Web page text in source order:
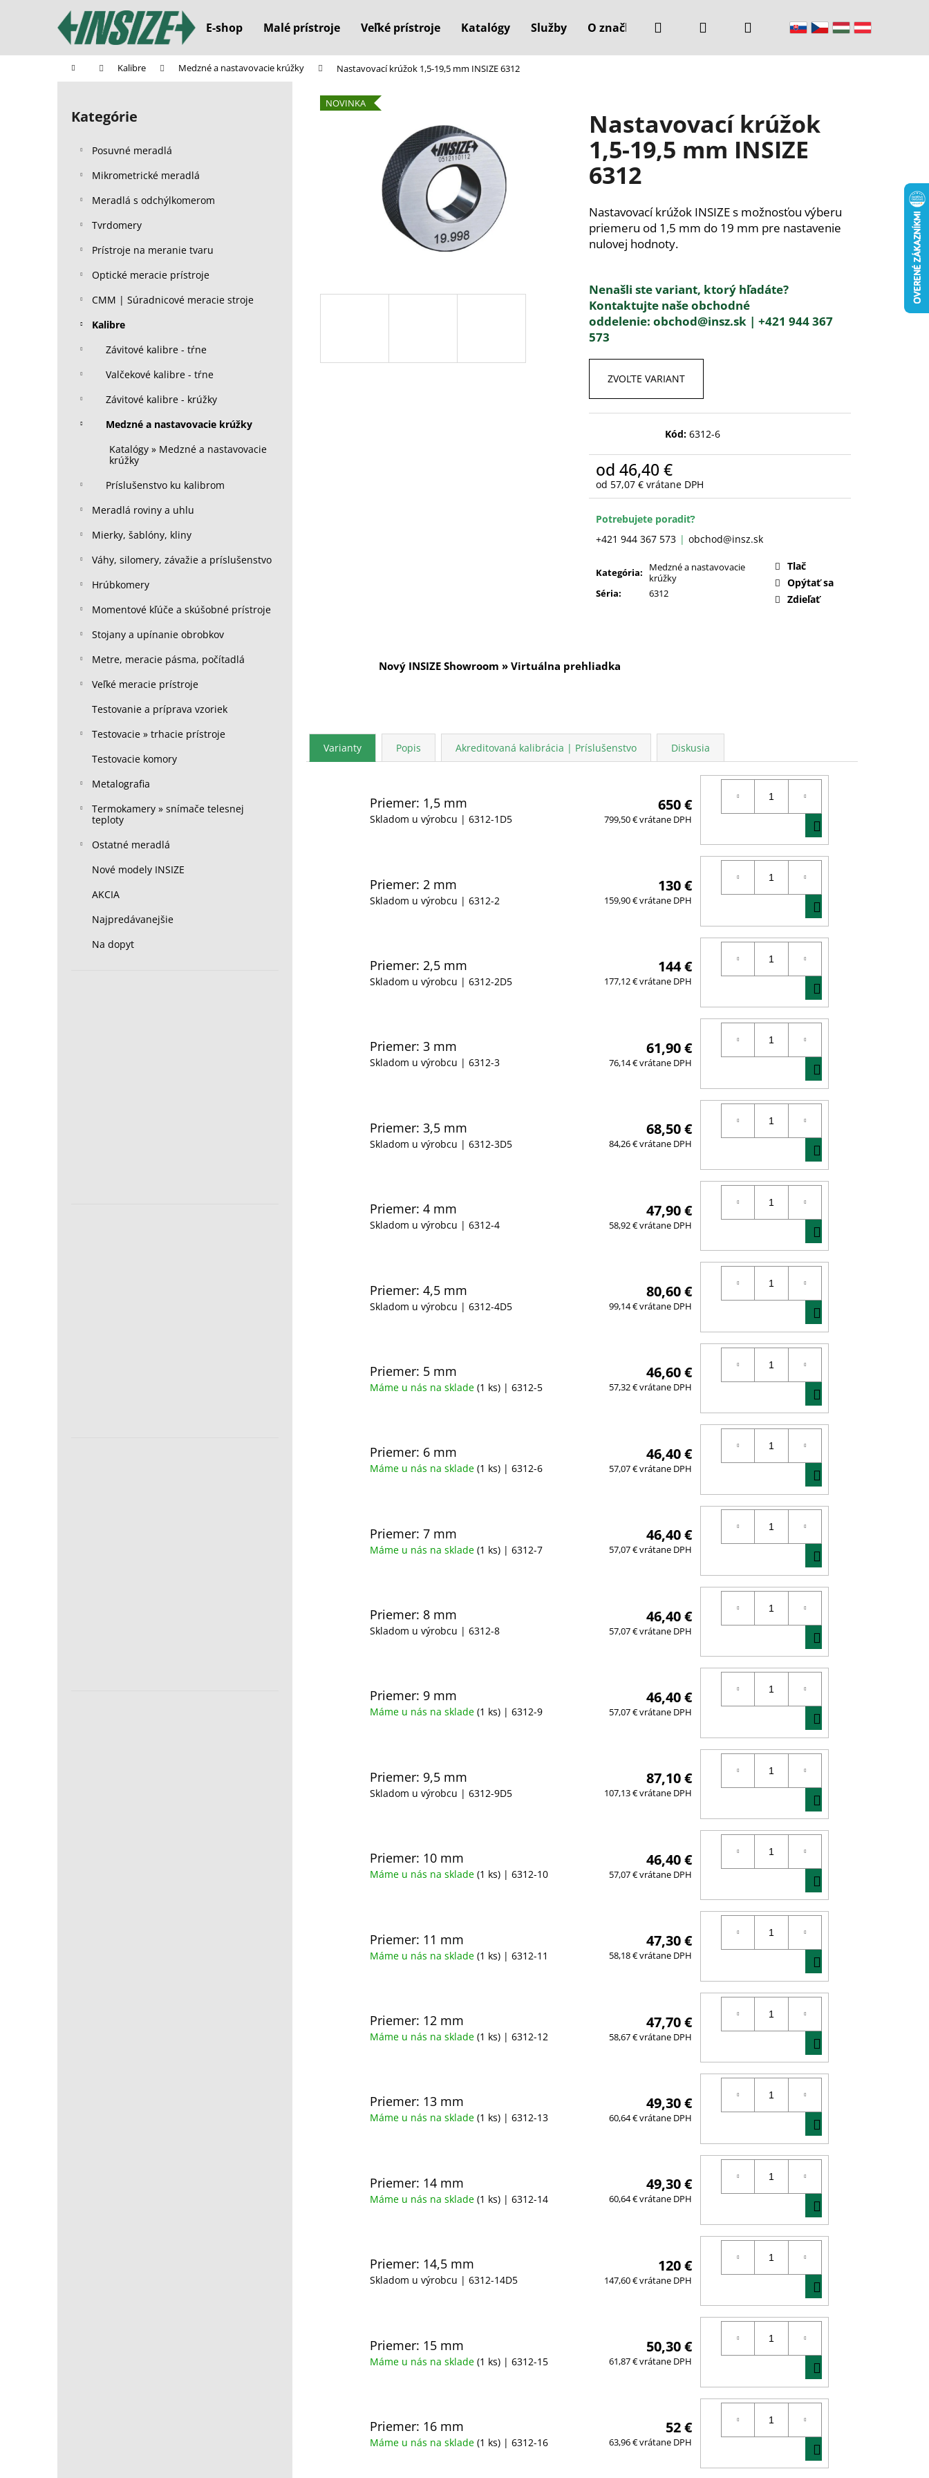
E-shop Malé prístroje Veľké prístroje Katalógy Služby O značke Kontakty
Hľadať PrihlásenieNákupný
Domov Kalibre Medzné a nastavovacie krúžky Nastavovací krúžok 1,5-19,5 mm INSIZE 6312
B
Preskočiť
kategórie
Kategórie
Posuvné meradlá
Mikrometrické meradlá
Meradlá s odchýlkomerom
Tvrdomery
Prístroje na meranie tvaru
Optické meracie prístroje
CMM | Súradnicové meracie stroje
Kalibre
Závitové kalibre - tŕne
Valčekové kalibre - tŕne
Závitové kalibre - krúžky
Medzné a nastavovacie krúžky
Katalógy » Medzné a nastavovacie
krúžky
Príslušenstvo ku kalibrom
Meradlá roviny a uhlu
Mierky, šablóny, kliny
Váhy, silomery, závažie a príslušenstvo
Hrúbkomery
Momentové kľúče a skúšobné prístroje
Stojany a upínanie obrobkov
Metre, meracie pásma, počítadlá
Veľké meracie prístroje
Testovanie a príprava vzoriek
Testovacie » trhacie prístroje
Testovacie komory
Metalografia
Termokamery » snímače telesnej
teploty
Ostatné meradlá
Nové modely INSIZE
AKCIA
Najpredávanejšie
Na dopyt
Nastavovací krúžok
1,5-19,5 mm INSIZE
6312
Nastavovací krúžok INSIZE s možnosťou výberu
priemeru od 1,5 mm do 19 mm pre nastavenie
nulovej hodnoty.
Nenašli ste variant, ktorý hľadáte?
Kontaktujte naše obchodné
oddelenie: obchod@insz.sk | +421 944 367
573
ZVOĽTE VARIANT
Kód: 6312-6
od 46,40 €
od 57,07 € vrátane DPH
Jednotková
Potrebujete poradiť?
+421 944 367 573
obchod@insz.sk
Kategória:
Medzné a nastavovacie
krúžky
Séria: 6312
Tlač
Opýtať sa
Zdieľať
NOVINKA
Nový INSIZE Showroom » Virtuálna prehliadka
Varianty Popis Akreditovaná kalibrácia | Príslušenstvo Diskusia
Priemer: 1,5 mm
Skladom u výrobcu | 6312-1D5
650 €
799,50 € vrátane DPH
KOŠÍKA
Priemer: 2 mm
Skladom u výrobcu | 6312-2
130 €
159,90 € vrátane DPH
KOŠÍKA
Priemer: 2,5 mm
Skladom u výrobcu | 6312-2D5
144 €
177,12 € vrátane DPH
KOŠÍKA
Priemer: 3 mm
Skladom u výrobcu | 6312-3
61,90 €
76,14 € vrátane DPH
KOŠÍKA
Priemer: 3,5 mm
Skladom u výrobcu | 6312-3D5
68,50 €
84,26 € vrátane DPH
KOŠÍKA
Priemer: 4 mm
Skladom u výrobcu | 6312-4
47,90 €
58,92 € vrátane DPH
KOŠÍKA
Priemer: 4,5 mm
Skladom u výrobcu | 6312-4D5
80,60 €
99,14 € vrátane DPH
KOŠÍKA
Priemer: 5 mm
Máme u nás na sklade (1 ks) | 6312-5
46,60 €
57,32 € vrátane DPH
KOŠÍKA
Priemer: 6 mm
Máme u nás na sklade (1 ks) | 6312-6
46,40 €
57,07 € vrátane DPH
KOŠÍKA
Priemer: 7 mm
Máme u nás na sklade (1 ks) | 6312-7
46,40 €
57,07 € vrátane DPH
KOŠÍKA
Priemer: 8 mm
Skladom u výrobcu | 6312-8
46,40 €
57,07 € vrátane DPH
KOŠÍKA
Priemer: 9 mm
Máme u nás na sklade (1 ks) | 6312-9
46,40 €
57,07 € vrátane DPH
KOŠÍKA
Priemer: 9,5 mm
Skladom u výrobcu | 6312-9D5
87,10 €
107,13 € vrátane DPH
KOŠÍKA
Priemer: 10 mm
Máme u nás na sklade (1 ks) | 6312-10
46,40 €
57,07 € vrátane DPH
KOŠÍKA
Priemer: 11 mm
Máme u nás na sklade (1 ks) | 6312-11
47,30 €
58,18 € vrátane DPH
KOŠÍKA
Priemer: 12 mm
Máme u nás na sklade (1 ks) | 6312-12
47,70 €
58,67 € vrátane DPH
KOŠÍKA
Priemer: 13 mm
Máme u nás na sklade (1 ks) | 6312-13
49,30 €
60,64 € vrátane DPH
KOŠÍKA
Priemer: 14 mm
Máme u nás na sklade (1 ks) | 6312-14
49,30 €
60,64 € vrátane DPH
KOŠÍKA
Priemer: 14,5 mm
Skladom u výrobcu | 6312-14D5
120 €
147,60 € vrátane DPH
KOŠÍKA
Priemer: 15 mm
Máme u nás na sklade (1 ks) | 6312-15
50,30 €
61,87 € vrátane DPH
KOŠÍKA
Priemer: 16 mm
Máme u nás na sklade (1 ks) | 6312-16
52 €
63,96 € vrátane DPH
KOŠÍKA
í
Späť
do
Späť
do
Čo potrebujete nájsť?
Odporúčame